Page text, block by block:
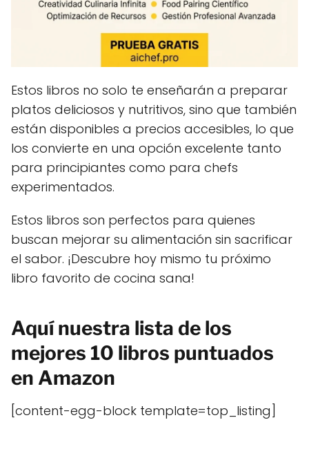
Estos libros no solo te enseñarán a preparar
platos deliciosos y nutritivos, sino que también
están disponibles a precios accesibles, lo que
los convierte en una opción excelente tanto
para principiantes como para chefs
experimentados.
Estos libros son perfectos para quienes
buscan mejorar su alimentación sin sacrificar
el sabor. ¡Descubre hoy mismo tu próximo
libro favorito de cocina sana!
Aquí nuestra lista de los
mejores 10 libros puntuados
en Amazon
[content-egg-block template=top_listing]